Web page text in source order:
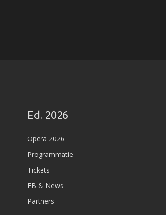
Ed. 2026
Opera 2026
Programmatie
Tickets
FB & News
Partners